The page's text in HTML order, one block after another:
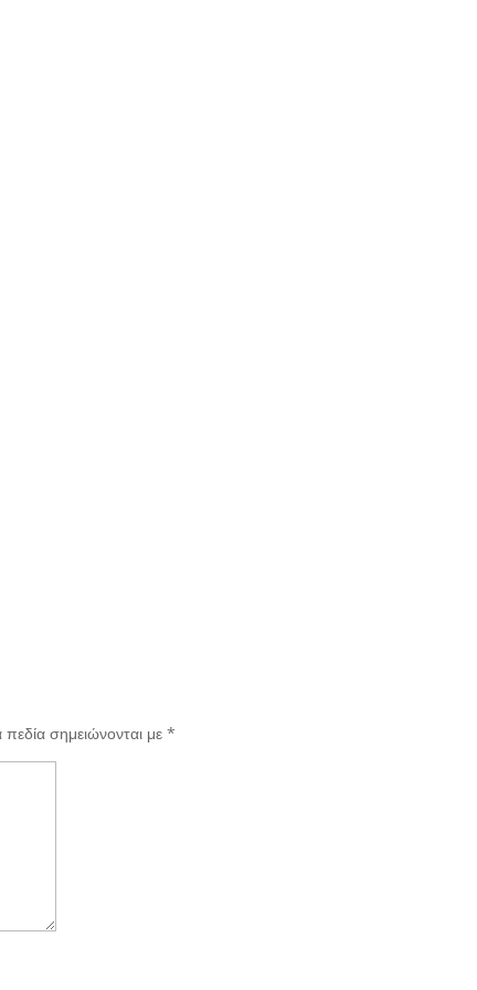
σημειώνονται με*